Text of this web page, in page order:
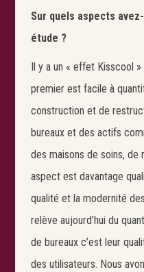
Sur quels aspects
étude ?
Il y a un « effet Kisscool
premier est facile à
construction et de
bureaux et des actifs
des maisons de soins, de
aspect est davantage
qualité et la modernité
relève aujourd’hui du
de bureaux c’est leur
des utilisateurs. Nous